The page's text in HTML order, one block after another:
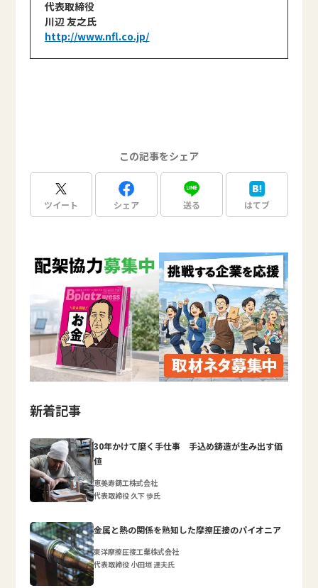
代表取締役
川辺 友之氏
http://www.nfl.co.jp/
この記事をシェア
ツイート シェア 送る はてブ
新着記事
30年かけて磨く手仕事 手込め鋳造が生み出す価
値
恵美寿鋳工株式会社
代表取締役 久下 歩氏
金属と熱の関係を熟知した摩擦圧接のパイオニア
東洋摩擦圧接工業株式会社
代表取締役 小田垣 達夫氏